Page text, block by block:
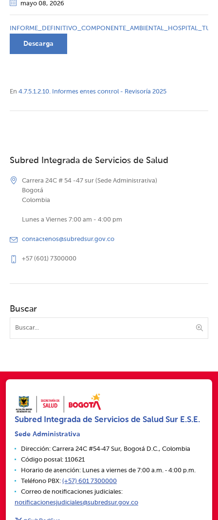
mayo 08, 2026
Descarga
En 4.7.5.1.2.10. Informes entes control - Revisoría 2025
Subred Integrada de Servicios de Salud
Carrera 24C # 54 -47 sur (Sede Administrativa)
Bogotá
Colombia
Lunes a Viernes 7:00 am - 4:00 pm
contactenos@subredsur.gov.co
+57 (601) 7300000
Buscar
Subred Integrada de Servicios de Salud Sur E.S.E.
Sede Administrativa
Dirección: Carrera 24C #54‑47 Sur, Bogotá D.C., Colombia
Código postal: 110621
Horario de atención: Lunes a viernes de 7:00 a.m. ‑ 4:00 p.m.
Teléfono PBX: (+57) 601 7300000
Correo de notificaciones judiciales:
notificacionesjudiciales@subredsur.gov.co